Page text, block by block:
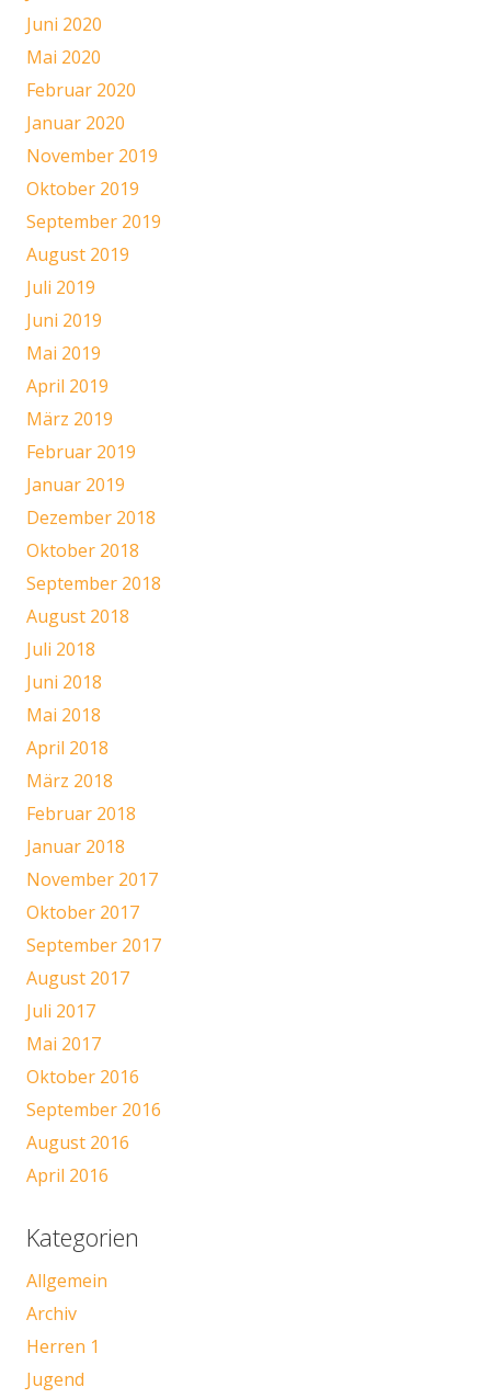
Juni 2020
Mai 2020
Februar 2020
Januar 2020
November 2019
Oktober 2019
September 2019
August 2019
Juli 2019
Juni 2019
Mai 2019
April 2019
März 2019
Februar 2019
Januar 2019
Dezember 2018
Oktober 2018
September 2018
August 2018
Juli 2018
Juni 2018
Mai 2018
April 2018
März 2018
Februar 2018
Januar 2018
November 2017
Oktober 2017
September 2017
August 2017
Juli 2017
Mai 2017
Oktober 2016
September 2016
August 2016
April 2016
Kategorien
Allgemein
Archiv
Herren 1
Jugend